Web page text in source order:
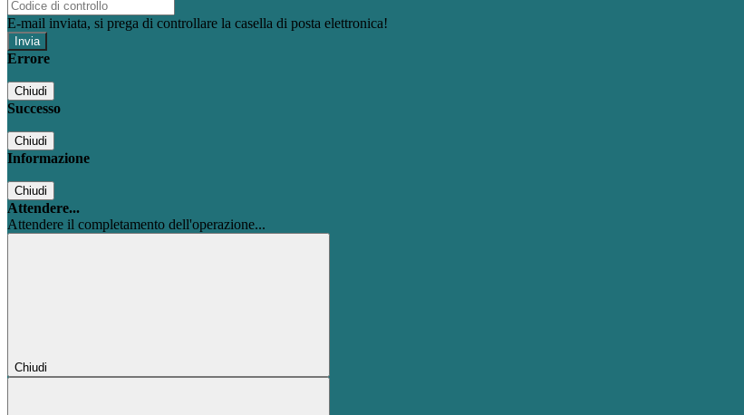
E-mail inviata, si prega di controllare la casella di posta elettronica!
Errore
Chiudi
Successo
Chiudi
Informazione
Chiudi
Attendere...
Attendere il completamento dell'operazione...
Chiudi